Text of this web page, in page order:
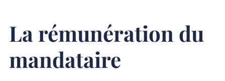
La rémunération du
mandataire